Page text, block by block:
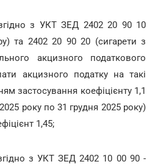
з УКТ ЗЕД 2402 20 90 10
та 2402 20 90 20 (сигарети з
акцизного податкового
акцизного податку на такі
застосування коефіцієнту 1,1
року по 31 грудня 2025 року)
1,45;
з УКТ ЗЕД 2402 10 00 90 -